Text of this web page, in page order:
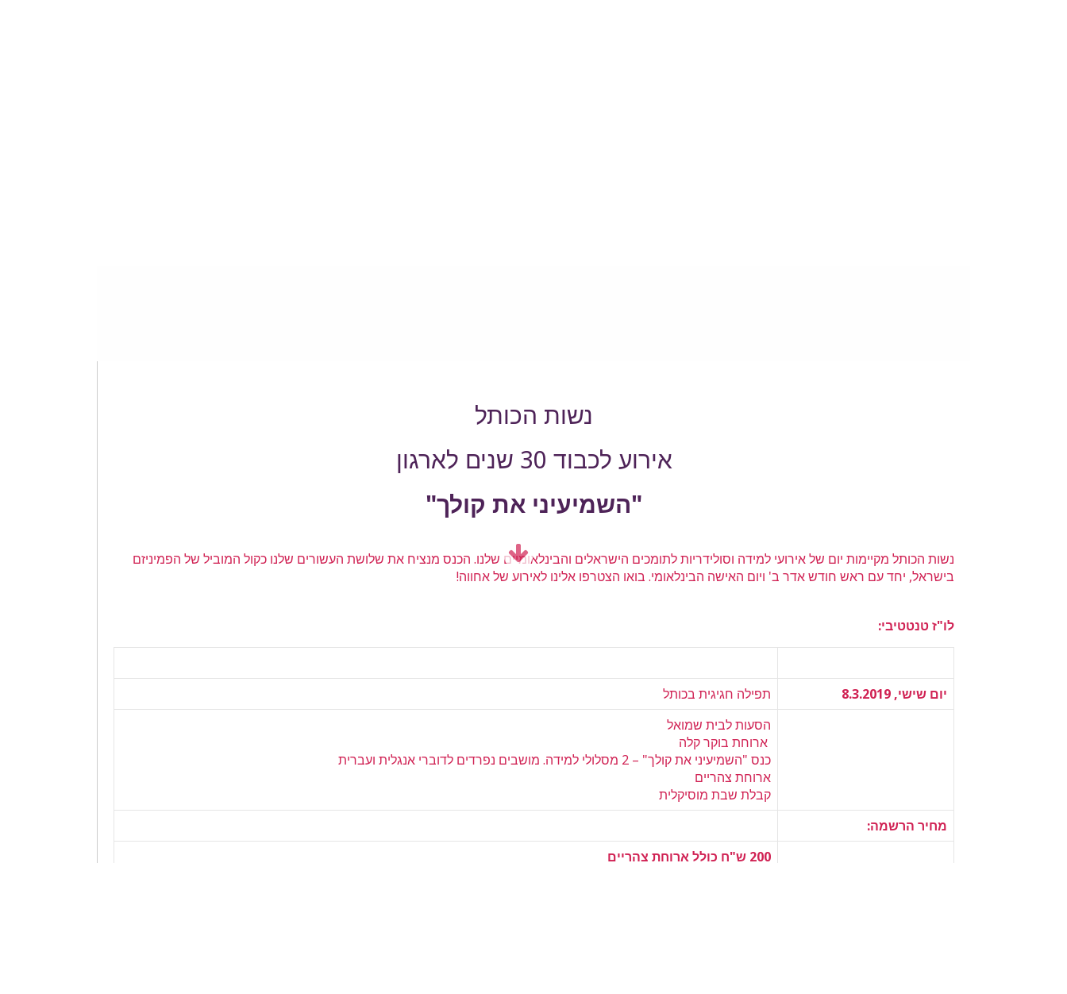
נשות הכותל
אירוע לכבוד 30 שנים לארגון
"השמיעיני את קולך"
נשות הכותל מקיימות יום של אירועי למידה וסולידריות לתומכים הישראלים והבינלאומיים שלנו. הכנס מנציח את שלושת העשורים שלנו כקול המוביל של הפמיניזם
בישראל, יחד עם ראש חודש אדר ב' ויום האישה הבינלאומי. בואו הצטרפו אלינו לאירוע של אחווה!
לו"ז טנטטיבי:
יום שישי, 8.3.2019
תפילה חגיגית בכותל
הסעות לבית שמואל
ארוחת בוקר קלה
כנס "השמיעיני את קולך" – 2 מסלולי למידה. מושבים נפרדים לדוברי אנגלית ועברית
ארוחת צהריים
קבלת שבת מוסיקלית
מחיר הרשמה:
200 ש"ח כולל ארוחת צהריים